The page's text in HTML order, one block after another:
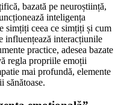
bazată pe neuroștiință,
inteligența
simțiți ceea ce simțiți și cum
influențează interacțiunile
practice, adesea bazate
regla propriile emoții
mai profundă, elemente
sănătoase.